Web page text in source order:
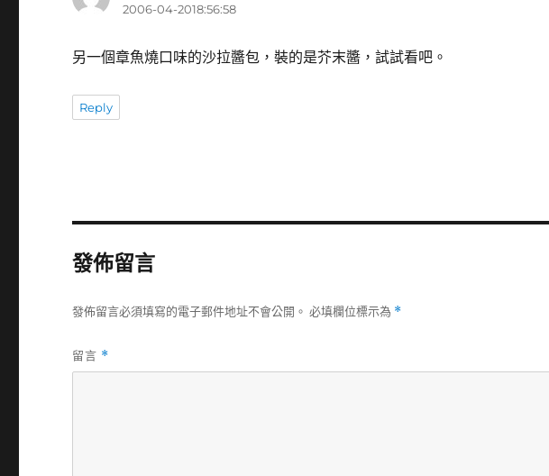
示:
2006-04-2018:56:58
另一個章魚燒口味的沙拉醬包，裝的是芥末醬，試試看吧。
Reply
發佈留言
發佈留言必須填寫的電子郵件地址不會公開。 必填欄位標示為 *
留言 *